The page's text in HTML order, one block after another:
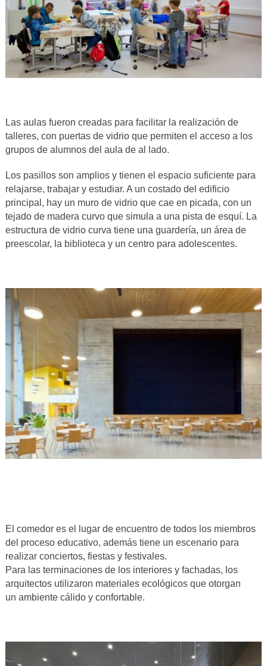
Las aulas fueron creadas para facilitar la realización de
talleres, con puertas de vidrio que permiten el acceso a los
grupos de alumnos del aula de al lado.
Los pasillos son amplios y tienen el espacio suficiente para
relajarse, trabajar y estudiar. A un costado del edificio
principal, hay un muro de vidrio que cae en picada, con un
tejado de madera curvo que simula a una pista de esquí. La
estructura de vidrio curva tiene una guardería, un área de
preescolar, la biblioteca y un centro para adolescentes.
El comedor es el lugar de encuentro de todos los miembros
del proceso educativo, además tiene un escenario para
realizar conciertos, fiestas y festivales.
Para las terminaciones de los interiores y fachadas, los
arquitectos utilizaron materiales ecológicos que otorgan
un ambiente cálido y confortable.